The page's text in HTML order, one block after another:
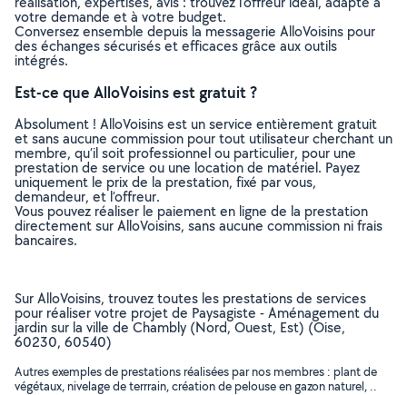
votre demande et à votre budget.
Conversez ensemble depuis la messagerie AlloVoisins pour
des échanges sécurisés et efficaces grâce aux outils
intégrés.
Est-ce que AlloVoisins est gratuit ?
Absolument ! AlloVoisins est un service entièrement gratuit
et sans aucune commission pour tout utilisateur cherchant un
membre, qu’il soit professionnel ou particulier, pour une
prestation de service ou une location de matériel. Payez
uniquement le prix de la prestation, fixé par vous,
demandeur, et l’offreur.
Vous pouvez réaliser le paiement en ligne de la prestation
directement sur AlloVoisins, sans aucune commission ni frais
bancaires.
Sur AlloVoisins, trouvez toutes les prestations de services
pour réaliser votre projet de Paysagiste - Aménagement du
jardin sur la ville de Chambly (Nord, Ouest, Est) (Oise,
60230, 60540)
Autres exemples de prestations réalisées par nos membres : plant de
végétaux, nivelage de terrrain, création de pelouse en gazon naturel, ..